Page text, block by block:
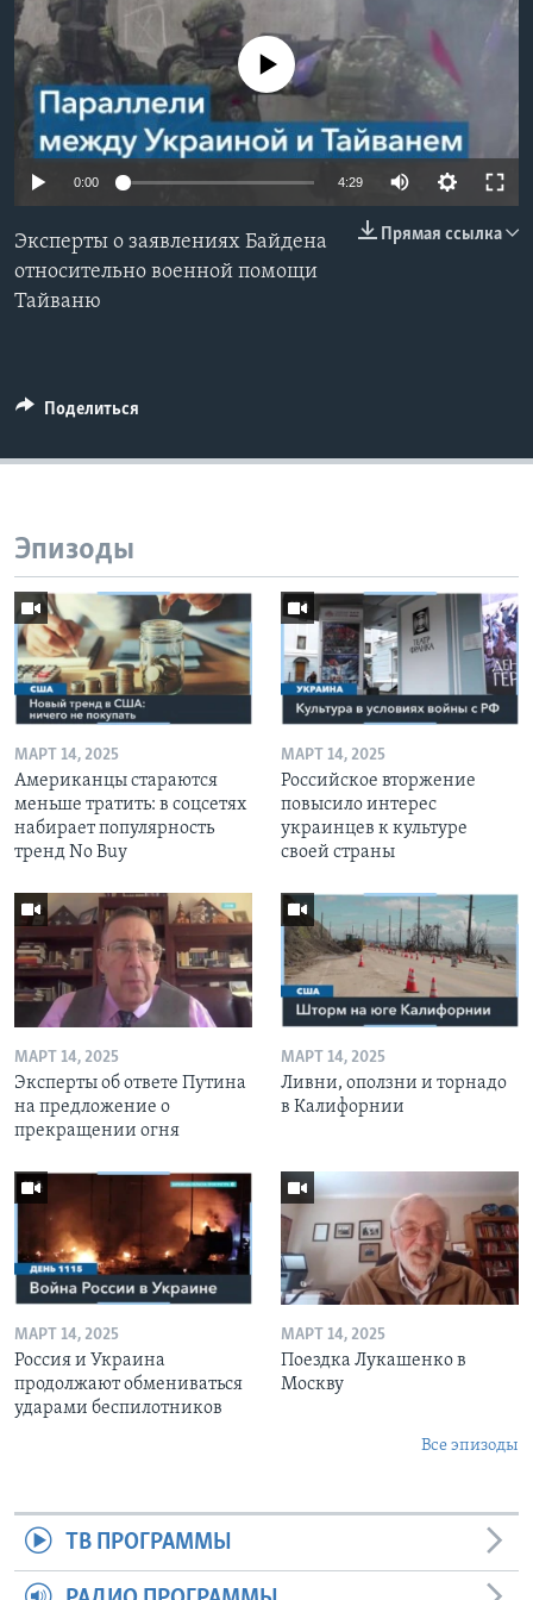
Learning English
СОЦИАЛЬНЫЕ СЕТИ
No media source currently available
0:00 4:29
Прямая ссылка
Эксперты о заявлениях Байдена
относительно военной помощи
Тайваню
Поделиться
Эпизоды
МАРТ 14, 2025
Американцы стараются
меньше тратить: в соцсетях
набирает популярность
тренд No Buy
МАРТ 14, 2025
Российское вторжение
повысило интерес
украинцев к культуре
своей страны
МАРТ 14, 2025
Эксперты об ответе Путина
на предложение о
прекращении огня
МАРТ 14, 2025
Ливни, оползни и торнадо
в Калифорнии
МАРТ 14, 2025
Россия и Украина
продолжают обмениваться
ударами беспилотников
МАРТ 14, 2025
Поездка Лукашенко в
Москву
Все эпизоды
ТВ ПРОГРАММЫ